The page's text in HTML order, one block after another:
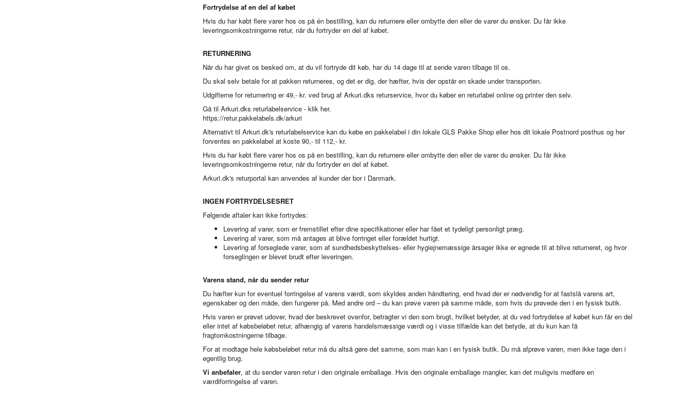
Fortrydelse af en del af købet
Hvis du har købt flere varer hos os på én bestilling, kan du returnere eller ombytte den eller de varer du ønsker. Du får ikke
leveringsomkostningerne retur, når du fortryder en del af købet.
RETURNERING
Når du har givet os besked om, at du vil fortryde dit køb, har du 14 dage til at sende varen tilbage til os.
Du skal selv betale for at pakken returneres, og det er dig, der hæfter, hvis der opstår en skade under transporten.
Udgifterne for returnering er 49,- kr. ved brug af Arkuri.dks returservice, hvor du køber en returlabel online og printer den selv.
Gå til Arkuri.dks returlabelservice - klik her.
https://retur.pakkelabels.dk/arkuri
Alternativt til Arkuri.dk's returlabelservice kan du købe en pakkelabel i din lokale GLS Pakke Shop eller hos dit lokale Postnord posthus og her
forventes en pakkelabel at koste 90,- til 112,- kr.
Hvis du har købt flere varer hos os på en bestilling, kan du returnere eller ombytte den eller de varer du ønsker. Du får ikke
leveringsomkostningerne retur, når du fortryder en del af købet.
Arkuri.dk's returportal kan anvendes af kunder der bor i Danmark.
INGEN FORTRYDELSESRET
Følgende aftaler kan ikke fortrydes:
Levering af varer, som er fremstillet efter dine specifikationer eller har fået et tydeligt personligt præg.
Levering af varer, som må antages at blive forringet eller forældet hurtigt.
Levering af forseglede varer, som af sundhedsbeskyttelses- eller hygiejnemæssige årsager ikke er egnede til at blive returneret, og hvor
forseglingen er blevet brudt efter leveringen.
Varens stand, når du sender retur
Du hæfter kun for eventuel forringelse af varens værdi, som skyldes anden håndtering, end hvad der er nødvendig for at fastslå varens art,
egenskaber og den måde, den fungerer på. Med andre ord – du kan prøve varen på samme måde, som hvis du prøvede den i en fysisk butik.
Hvis varen er prøvet udover, hvad der beskrevet ovenfor, betragter vi den som brugt, hvilket betyder, at du ved fortrydelse af købet kun får en del
eller intet af købsbeløbet retur, afhængig af varens handelsmæssige værdi og i visse tilfælde kan det betyde, at du kun kan få
fragtomkostningerne tilbage.
For at modtage hele købsbeløbet retur må du altså gøre det samme, som man kan i en fysisk butik. Du må afprøve varen, men ikke tage den i
egentlig brug.
Vi anbefaler, at du sender varen retur i den originale emballage. Hvis den originale emballage mangler, kan det muligvis medføre en
værdiforringelse af varen.